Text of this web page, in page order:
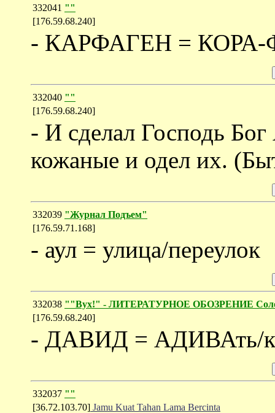
332041 ""
[176.59.68.240]
- КАРФАГЕН = КОРА-
332040 ""
[176.59.68.240]
- И сделал Господь
кожаные и одел их.
332039 "Журнал Подъем"
[176.59.71.168]
- аул = улица/переулок
332038 ""Вух!" - ЛИТЕРАТУРНОЕ ОБОЗРЕНИЕ
[176.59.68.240]
- ДАВИД = АДИВАть/
332037 ""
[36.72.103.70] Jamu Kuat Tahan Lama Bercinta